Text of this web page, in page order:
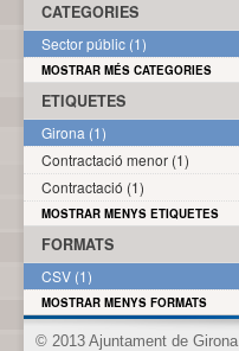
CATEGORIES
Sector públic (1)
MOSTRAR MÉS CATEGORIES
ETIQUETES
Girona (1)
Contractació menor (1)
Contractació (1)
MOSTRAR MENYS ETIQUETES
FORMATS
CSV (1)
MOSTRAR MENYS FORMATS
© 2013 Ajuntament de Girona